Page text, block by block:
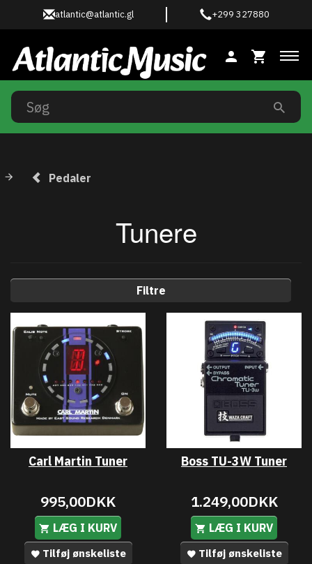
atlantic@atlantic.gl +299 327880
Pedaler
Tunere
Filtre
Carl Martin Tuner
995,00DKK
LÆG I KURV
Tilføj ønskeliste
Boss TU-3W Tuner
1.249,00DKK
LÆG I KURV
Tilføj ønskeliste